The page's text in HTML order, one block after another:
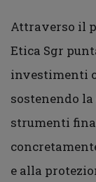
Attraverso il
Etica Sgr
investimenti
sostenendo
strumenti
e alla